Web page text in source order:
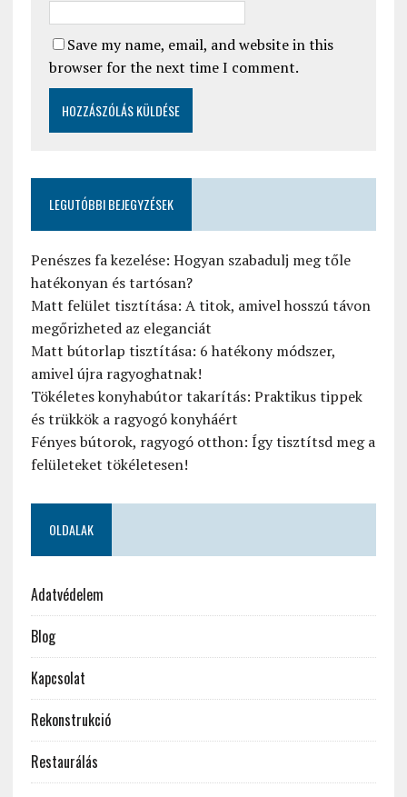
Save my name, email, and website in this
browser for the next time I comment.
LEGUTÓBBI BEJEGYZÉSEK
Penészes fa kezelése: Hogyan szabadulj meg tőle
hatékonyan és tartósan?
Matt felület tisztítása: A titok, amivel hosszú távon
megőrizheted az eleganciát
Matt bútorlap tisztítása: 6 hatékony módszer,
amivel újra ragyoghatnak!
Tökéletes konyhabútor takarítás: Praktikus tippek
és trükkök a ragyogó konyháért
Fényes bútorok, ragyogó otthon: Így tisztítsd meg a
felületeket tökéletesen!
OLDALAK
Adatvédelem
Blog
Kapcsolat
Rekonstrukció
Restaurálás